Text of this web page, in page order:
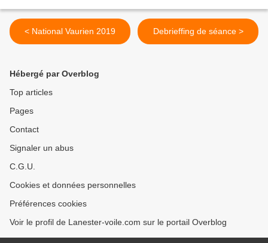
< National Vaurien 2019 Debrieffing de séance >
Hébergé par Overblog
Top articles
Pages
Contact
Signaler un abus
C.G.U.
Cookies et données personnelles
Préférences cookies
Voir le profil de Lanester-voile.com sur le portail Overblog